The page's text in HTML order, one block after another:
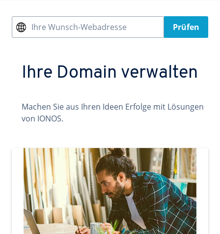
Ihre Wunsch-Webadresse Prüfen
Ihre Domain verwalten
Machen Sie aus Ihren Ideen Erfolge mit Lösungen
von IONOS.